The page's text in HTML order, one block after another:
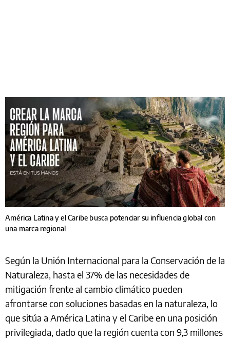
América Latina y el Caribe busca potenciar su influencia global con
una marca regional
Según la Unión Internacional para la Conservación de la
Naturaleza, hasta el 37% de las necesidades de
mitigación frente al cambio climático pueden
afrontarse con soluciones basadas en la naturaleza, lo
que sitúa a América Latina y el Caribe en una posición
privilegiada, dado que la región cuenta con 9,3 millones